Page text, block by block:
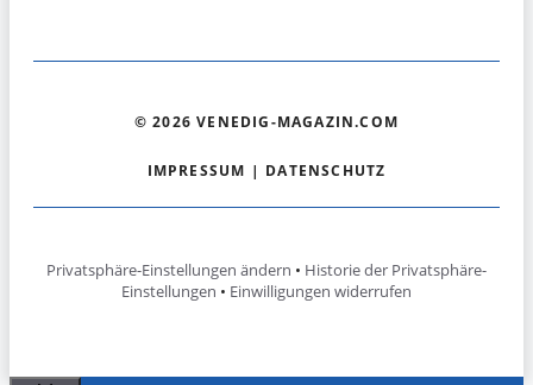
© 2026 VENEDIG-MAGAZIN.COM
IMPRESSUM | DATENSCHUTZ
Privatsphäre-Einstellungen ändern • Historie der Privatsphäre-
Einstellungen • Einwilligungen widerrufen